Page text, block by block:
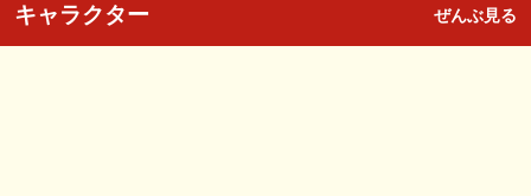
キャラクター ぜんぶ見る